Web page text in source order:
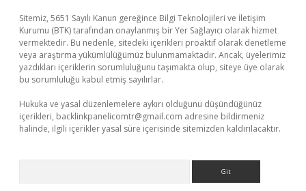
Sitemiz, 5651 Sayılı Kanun gereğince Bilgi Teknolojileri ve İletişim
Kurumu (BTK) tarafından onaylanmış bir Yer Sağlayıcı olarak hizmet
vermektedir. Bu nedenle, sitedeki içerikleri proaktif olarak denetleme
veya araştırma yükümlülüğümüz bulunmamaktadır. Ancak, üyelerimiz
yazdıkları içeriklerin sorumluluğunu taşımakta olup, siteye üye olarak
bu sorumluluğu kabul etmiş sayılırlar.
Hukuka ve yasal düzenlemelere aykırı olduğunu düşündüğünüz
içerikleri, backlinkpanelicomtr@gmail.com adresine bildirmeniz
halinde, ilgili içerikler yasal süre içerisinde sitemizden kaldırılacaktır.